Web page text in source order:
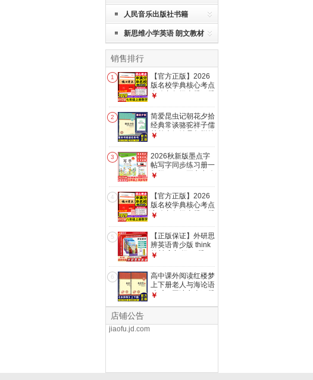
人民音乐出版社书籍
新思维小学英语 朗文教材
销售排行
1
【官方正版】2026
版名校学典核心考点
七八九年级上册下册
学真题汇编试题精选
模拟卷压轴题专题阶
梯训练湖北中考数学
复习资料 【2026】
七上数学(带纸质答
案)
￥
2
简爱昆虫记朝花夕拾
经典常谈骆驼祥子儒
林外史钢铁是怎样炼
首红岩红星照耀中国
整本书阅读任务书修
订版 重庆出版社 初
中课外阅读名著配人
教版 初中正版读物
名著阅读课程化丛书
朝花夕拾
￥
3
2026秋新版墨点字
帖写字同步练习册一
年级二三四五六七八
帖同步写字课课练人
教版中小学生硬笔控
笔训练荆霄鹏 写字
同步练习册 五年级
上册
￥
4
【官方正版】2026
版名校学典核心考点
七八九年级上册下册
学真题汇编试题精选
模拟卷压轴题专题阶
梯训练湖北中考数学
复习资料 【2026】
八上数学(带纸质答
案)
￥
5
【正版保证】外研思
辨英语青少版 think
教材 入门级AB册
版 大猫英语分级阅
读 原剑桥Think教材
中学生少儿英语培训
教材新拓展系列 外
研思辨英语-2A【学
￥
6
高中课外阅读红楼梦
上下册老人与海论语
呐喊三国演义上下册
￥
店铺公告
京东教辅专营店
一站式教辅图书购物平台
jiaofu.jd.com